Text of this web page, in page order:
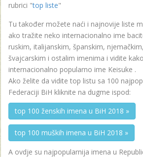
rubrici "top liste"
Tu također možete naći i najnovije liste
ako tražite neko internacionalno ime
ruskim, italijanskim, španskim,
švajcarskim i ostalim imenima i vidite
internacionalno popularno ime Keisuke .
Ako želite da vidite top listu sa 100
Federaciji BiH kliknite na dugme ispod:
top 100 ženskih imena u BiH 2018 »
top 100 muških imena u BiH 2018 »
A ovdje su najpopularnija imena u